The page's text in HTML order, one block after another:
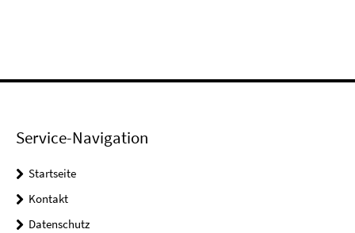
Service-Navigation
Startseite
Kontakt
Datenschutz